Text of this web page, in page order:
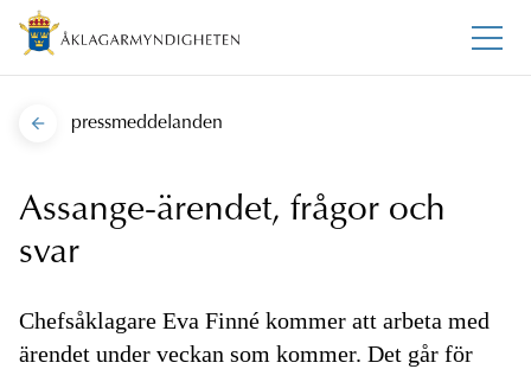
pressmeddelanden
Assange-ärendet, frågor och
svar
Chefsåklagare Eva Finné kommer att arbeta med
ärendet under veckan som kommer. Det går för